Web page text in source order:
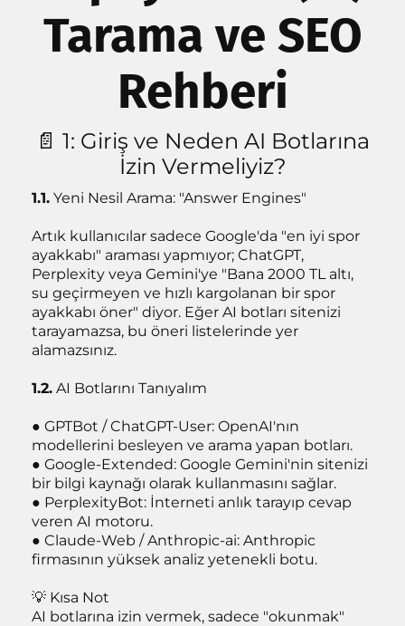
Tarama ve SEO
Rehberi
📄 1: Giriş ve Neden AI Botlarına
İzin Vermeliyiz?
1.1. Yeni Nesil Arama: "Answer Engines"
Artık kullanıcılar sadece Google'da "en iyi spor
ayakkabı" araması yapmıyor; ChatGPT,
Perplexity veya Gemini'ye "Bana 2000 TL altı,
su geçirmeyen ve hızlı kargolanan bir spor
ayakkabı öner" diyor. Eğer AI botları sitenizi
tarayamazsa, bu öneri listelerinde yer
alamazsınız.
1.2. AI Botlarını Tanıyalım
● GPTBot / ChatGPT-User: OpenAI'nın
modellerini besleyen ve arama yapan botları.
● Google-Extended: Google Gemini'nin sitenizi
bir bilgi kaynağı olarak kullanmasını sağlar.
● PerplexityBot: İnterneti anlık tarayıp cevap
veren AI motoru.
● Claude-Web / Anthropic-ai: Anthropic
firmasının yüksek analiz yetenekli botu.
💡 Kısa Not
AI botlarına izin vermek, sadece "okunmak"